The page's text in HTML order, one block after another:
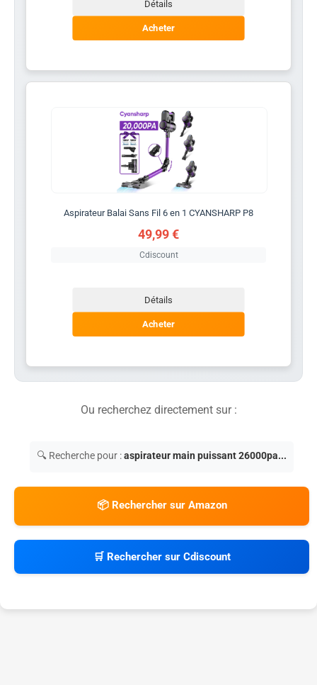
Détails
Acheter
Aspirateur Balai Sans Fil 6 en 1 CYANSHARP P8
49,99 €
Cdiscount
Détails
Acheter
Ou recherchez directement sur :
🔍 Recherche pour :aspirateur main puissant 26000pa...
📦 Rechercher sur Amazon
🛒 Rechercher sur Cdiscount